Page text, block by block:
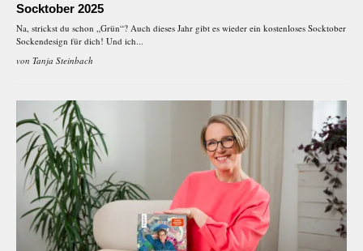
Socktober 2025
Na, strickst du schon „Grün“? Auch dieses Jahr gibt es wieder ein kostenloses Socktober
Sockendesign für dich! Und ich...
von Tanja Steinbach